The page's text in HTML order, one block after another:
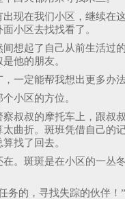
现在我们小区，继续在
小区去找找看了。
想起了自己从前生活过
他的朋友。
一定能帮我想出更多办法
小区的方位。
叔叔的摩托车上，跟叔
曲折。斑班凭借自己的
找了回去。
。斑斑是在小区的一丛
务的，寻找失踪的伙伴！